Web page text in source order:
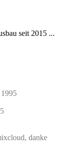
seit 2015 ...
danke